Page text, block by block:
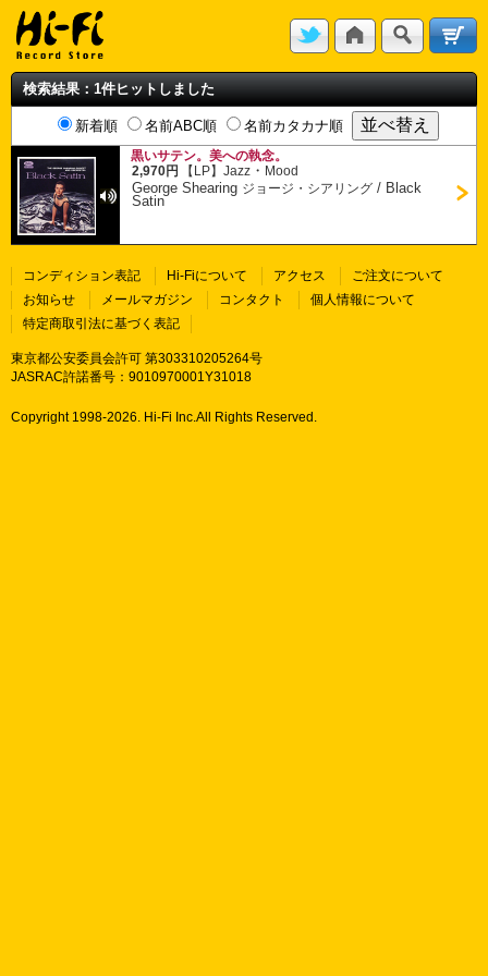
検索結果：1件ヒットしました
新着順 名前ABC順 名前カタカナ順
黒いサテン。美への執念。
2,970円
【LP】Jazz ・ Mood
George Shearing ジョージ・シアリング / Black
Satin
コンディション表記 Hi-Fiについて アクセス
ご注文について
お知らせ
メールマガジン コンタクト
個人情報について
特定商取引法に基づく表記
東京都公安委員会許可 第303310205264号
JASRAC許諾番号：9010970001Y31018
Copyright 1998-2026. Hi-Fi Inc.All Rights Reserved.